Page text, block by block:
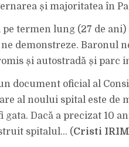
și majoritatea în
termen lung (27 de
demonstreze. Baronul
și autostradă și parc
document oficial al
al noului spital este de
gata. Dacă a precizat 10
spitalul… (Cristi